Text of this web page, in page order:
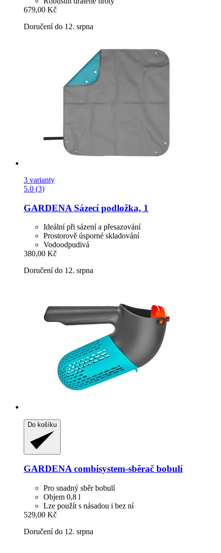
679,00 Kč
Doručení do 12. srpna
3 varianty
5.0 (3)
GARDENA Sázecí podložka, 1
Ideální při sázení a přesazování
Prostorově úsporné skladování
Vodoodpudivá
380,00 Kč
Doručení do 12. srpna
Do košíku
GARDENAcombisystem-​sběrač bobulí
Pro snadný sběr bobulí
Objem 0,8 l
Lze použít s násadou i bez ní
529,00 Kč
Doručení do 12. srpna